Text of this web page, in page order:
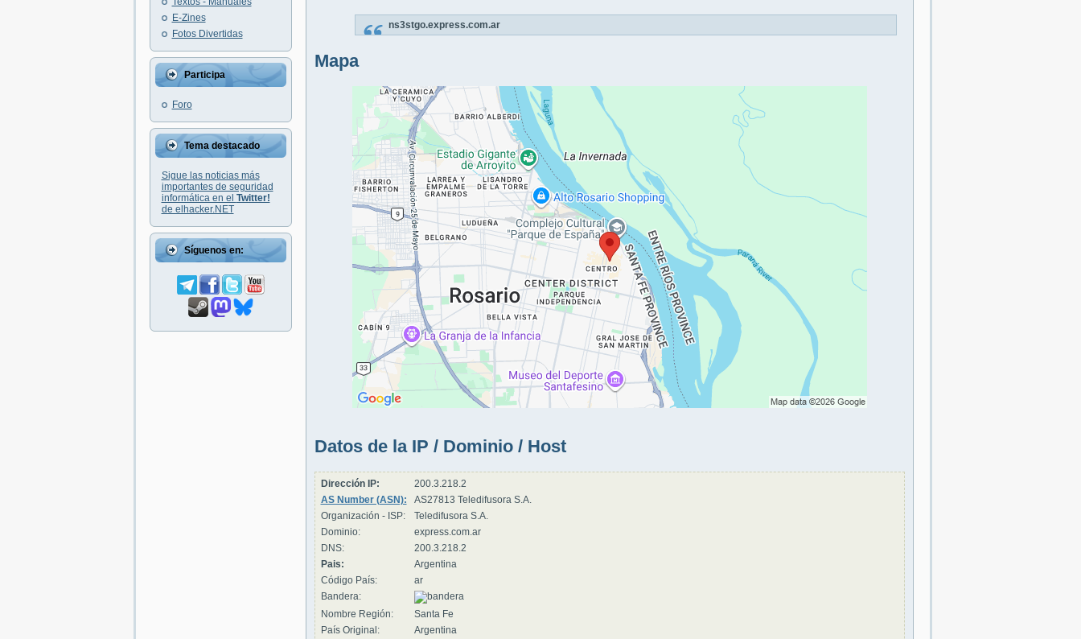
E-Zines
Fotos Divertidas
Participa
Foro
Tema destacado
Sigue las noticias más
importantes de seguridad
informática en el Twitter!
de elhacker.NET
Síguenos en:
ns3stgo.express.com.ar
Mapa
Datos de la IP / Dominio / Host
Dirección IP:
200.3.218.2
AS Number (ASN):
AS27813 Teledifusora S.A.
Organización - ISP:
Teledifusora S.A.
Dominio:
express.com.ar
DNS:
200.3.218.2
Pais:
Argentina
Código País:
ar
Bandera:
Nombre Región:
Santa Fe
País Original:
Argentina